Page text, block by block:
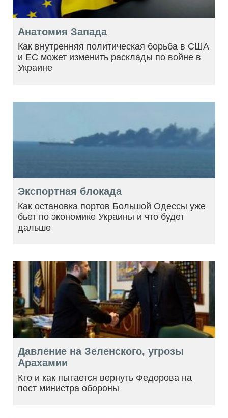
Анатомия Запада
Как внутренняя политическая борьба в США
и ЕС может изменить расклады по войне в
Украине
Экспортная блокада
Как остановка портов Большой Одессы уже
бьет по экономике Украины и что будет
дальше
Давление на Зеленского, угрозы
Арахамии
Кто и как пытается вернуть Федорова на
пост министра обороны